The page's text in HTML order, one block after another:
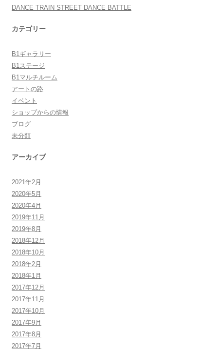
DANCE TRAIN STREET DANCE BATTLE
カテゴリー
B1ギャラリー
B1ステージ
B1マルチルーム
アートの路
イベント
ショップからの情報
ブログ
未分類
アーカイブ
2021年2月
2020年5月
2020年4月
2019年11月
2019年8月
2018年12月
2018年10月
2018年2月
2018年1月
2017年12月
2017年11月
2017年10月
2017年9月
2017年8月
2017年7月